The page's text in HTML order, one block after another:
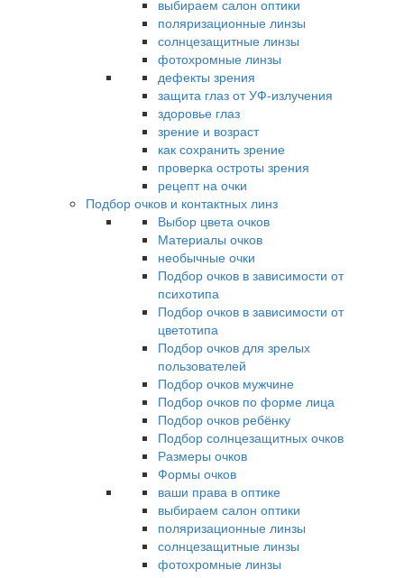
выбираем салон оптики
поляризационные линзы
солнцезащитные линзы
фотохромные линзы
дефекты зрения
защита глаз от УФ-излучения
здоровье глаз
зрение и возраст
как сохранить зрение
проверка остроты зрения
рецепт на очки
Подбор очков и контактных линз
Выбор цвета очков
Материалы очков
необычные очки
Подбор очков в зависимости от
психотипа
Подбор очков в зависимости от
цветотипа
Подбор очков для зрелых
пользователей
Подбор очков мужчине
Подбор очков по форме лица
Подбор очков ребёнку
Подбор солнцезащитных очков
Размеры очков
Формы очков
ваши права в оптике
выбираем салон оптики
поляризационные линзы
солнцезащитные линзы
фотохромные линзы